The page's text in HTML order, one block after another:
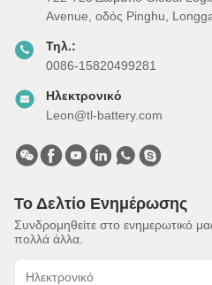
Avenue, οδός Pinghu,
Τηλ.:
0086-15820499281
Ηλεκτρονικό
Leon@tl-battery.com
Το Δελτίο Ενημέρωσης
Συνδρομηθείτε στο ενημερωτικό
πολλά άλλα.